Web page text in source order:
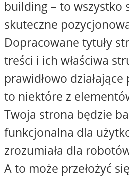
building – to wszystko
skuteczne
Dopracowane tytuły
treści i ich właściwa
prawidłowo
to niektóre z
Twoja strona będzie
funkcjonalna dla
zrozumiała dla
A to może przełożyć